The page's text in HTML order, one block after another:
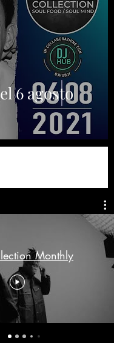
6 agosto
Monthly